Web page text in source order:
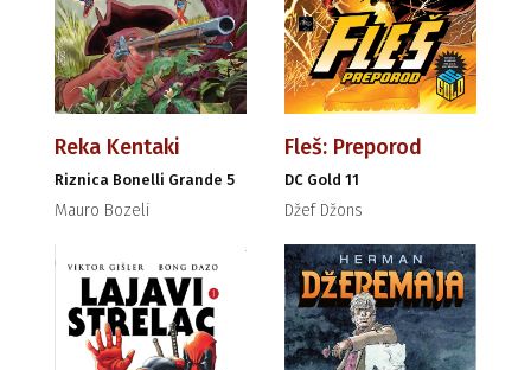
Reka Kentaki
Riznica Bonelli Grande 5
Mauro Bozeli
Fleš: Preporod
DC Gold 11
Džef Džons